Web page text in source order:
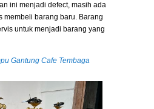
ini menjadi defect, masih ada
membeli barang baru. Barang
untuk menjadi barang yang
Gantung Cafe Tembaga